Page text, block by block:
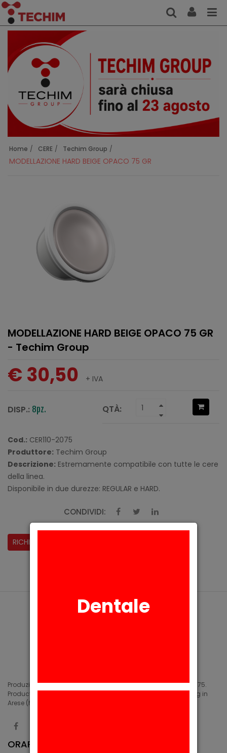
Home CERE Techim Group
MODELLAZIONE HARD BEIGE OPACO 75 GR
MODELLAZIONE HARD BEIGE OPACO 75 GR
- Techim Group
€ 30,50 + IVA
DISP.: 8pz. QTÀ:
Cod.: CER110-2075
Produttore: Techim Group
Descrizione: Estremamente compatibile con tutte le cere
della linea.
Disponibile in due durezze: REGULAR e HARD.
CONDIVIDI:
RICHIESTA INFORMAZIONI
Produzione di siliconi medicali e industriali in Arese (MI) dal 1975.
Production of medical and industrial silicones. Manufacturing in
Arese (MI) since 1975.
ORARIO
Dentale